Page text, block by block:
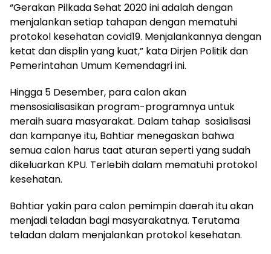
“Gerakan Pilkada Sehat 2020 ini adalah dengan
menjalankan setiap tahapan dengan mematuhi
protokol kesehatan covid19. Menjalankannya dengan
ketat dan displin yang kuat,” kata Dirjen Politik dan
Pemerintahan Umum Kemendagri ini.
Hingga 5 Desember, para calon akan
mensosialisasikan program-programnya untuk
meraih suara masyarakat. Dalam tahap sosialisasi
dan kampanye itu, Bahtiar menegaskan bahwa
semua calon harus taat aturan seperti yang sudah
dikeluarkan KPU. Terlebih dalam mematuhi protokol
kesehatan.
Bahtiar yakin para calon pemimpin daerah itu akan
menjadi teladan bagi masyarakatnya. Terutama
teladan dalam menjalankan protokol kesehatan.